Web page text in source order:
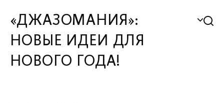
«ДЖАЗОМАНИЯ»:
НОВЫЕ ИДЕИ ДЛЯ
НОВОГО ГОДА!